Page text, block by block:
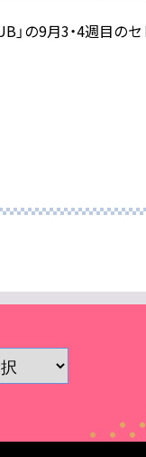
の9月3・4週目の